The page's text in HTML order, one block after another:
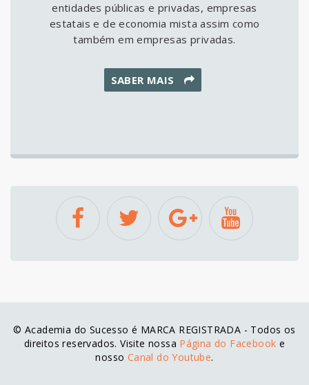
entidades públicas e privadas, empresas
estatais e de economia mista assim como
também em empresas privadas.
SABER MAIS
© Academia do Sucesso é MARCA REGISTRADA - Todos os
direitos reservados. Visite nossa Página do Facebook e
nosso Canal do Youtube.